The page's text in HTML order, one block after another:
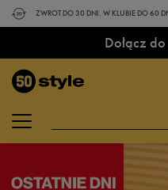
ZWROT DO 30 DNI. W KLUBIE DO 60
Dołącz